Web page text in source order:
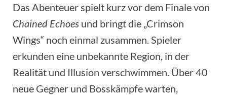
Das Abenteuer spielt kurz vor dem Finale von
Chained Echoes und bringt die „Crimson
Wings“ noch einmal zusammen. Spieler
erkunden eine unbekannte Region, in der
Realität und Illusion verschwimmen. Über 40
neue Gegner und Bosskämpfe warten,